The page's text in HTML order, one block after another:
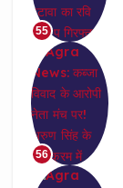
55
56